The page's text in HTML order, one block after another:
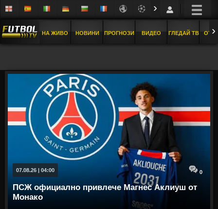
›
НА ЖИВО НОВИНИ ПРОГНОЗИ ВИДЕО ГЛЕДАЙ ТВ ›
07.08.26 | 04:00 0
ПСЖ официално привлече Магнес Аклиуш от
Монако